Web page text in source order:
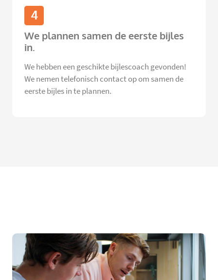
4
We plannen samen de eerste bijles
in.
We hebben een geschikte bijlescoach gevonden!
We nemen telefonisch contact op om samen de
eerste bijles in te plannen.